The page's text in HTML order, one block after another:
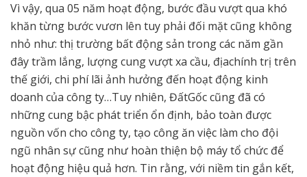
Vì vậy, qua 05 năm hoạt động, bước đầu vượt qua khó
khăn từng bước vươn lên tuy phải đối mặt cũng không
nhỏ như: thị trường bất động sản trong các năm gần
đây trầm lắng, lượng cung vượt xa cầu, địachính trị trên
thế giới, chi phí lãi ảnh hưởng đến hoạt động kinh
doanh của công ty…Tuy nhiên, ĐấtGốc cũng đã có
những cung bậc phát triển ổn định, bảo toàn được
nguồn vốn cho công ty, tạo công ăn việc làm cho đội
ngũ nhân sự cũng như hoàn thiện bộ máy tổ chức để
hoạt động hiệu quả hơn. Tin rằng, với niềm tin gắn kết,